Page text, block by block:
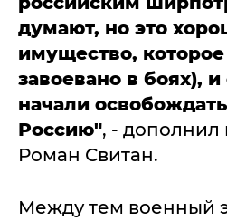
думают, но это
имущество,
завоевано в боях),
начали
Россию", -
Роман Свитан.
Между тем военный